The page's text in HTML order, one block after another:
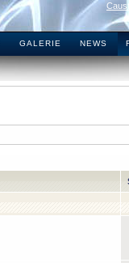
GALERIE NEWS